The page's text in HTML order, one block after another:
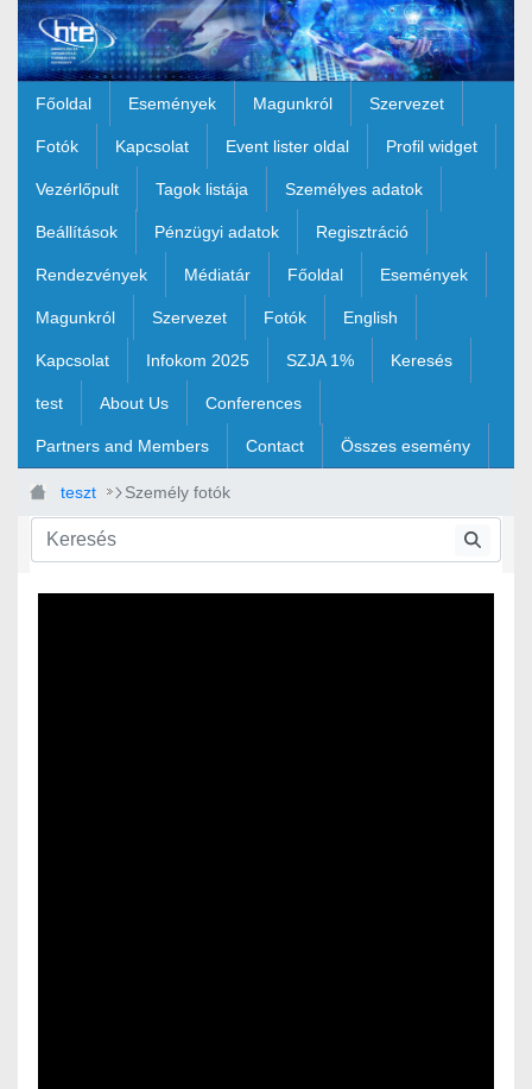
Ugrás a fő tartalomhoz
Főoldal Események Magunkról Szervezet
Fotók Kapcsolat Event lister oldal Profil widget
Vezérlőpult Tagok listája Személyes adatok
Beállítások Pénzügyi adatok Regisztráció
Rendezvények Médiatár Főoldal Események
Magunkról Szervezet Fotók English
Kapcsolat Infokom 2025 SZJA 1% Keresés
test About Us Conferences
Partners and Members Contact Összes esemény
teszt Személy fotók